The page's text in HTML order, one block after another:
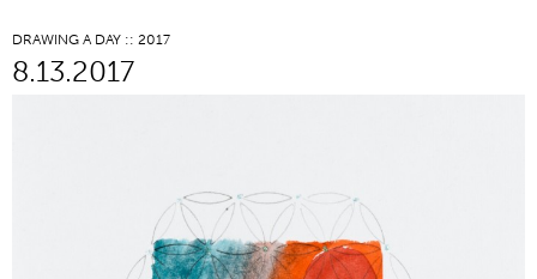
DRAWING A DAY :: 2017
8.13.2017